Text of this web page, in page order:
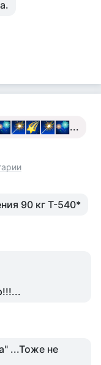
...
90 кг Т-540*
...Тоже не